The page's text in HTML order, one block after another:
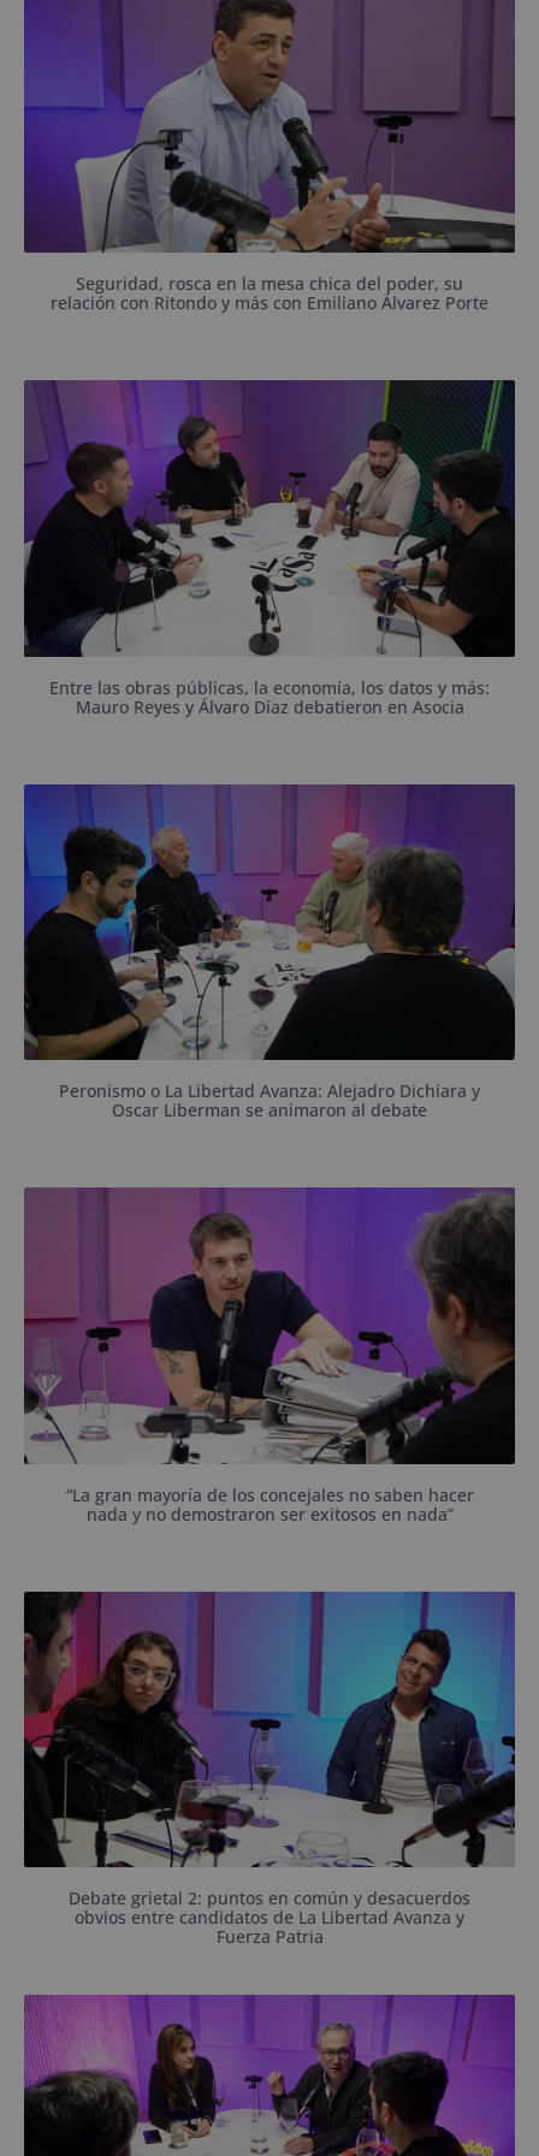
que lo hicieron salir, así como también la forma en
la que volvió al ruedo rápidamente.
Seguridad, rosca en la mesa chica del poder, su
relación con Ritondo y más con Emiliano Álvarez Porte
Los concejales se pararon en su lado de la grieta y
fue difícil encontrar puntos en común.
Entre las obras públicas, la economía, los datos y más:
Mauro Reyes y Álvaro Díaz debatieron en Asocia
Pasaron por Asociación Ilícita en la última semana
Peronismo o La Libertad Avanza: Alejadro Dichiara y
Oscar Liberman se animaron al debate
El “embajador” de las Fuerzas del Cielo en Bahía
pasó por Asocia.
“La gran mayoría de los concejales no saben hacer
nada y no demostraron ser exitosos en nada”
Jazmín Laffite y Luciano Cagiano no escaparon a
Debate grietal 2: puntos en común y desacuerdos
obvios entre candidatos de La Libertad Avanza y
Fuerza Patria
La libertaria Gisela Caputo y el peronista Claudio
Carucci pasaron por el programa.